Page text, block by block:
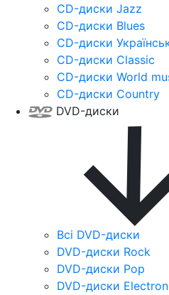
CD-диски Jazz
CD-диски Blues
CD-диски
CD-диски Classic
CD-диски World
CD-диски Country
DVD-диски
Всі DVD-диски
DVD-диски Rock
DVD-диски Pop
DVD-диски